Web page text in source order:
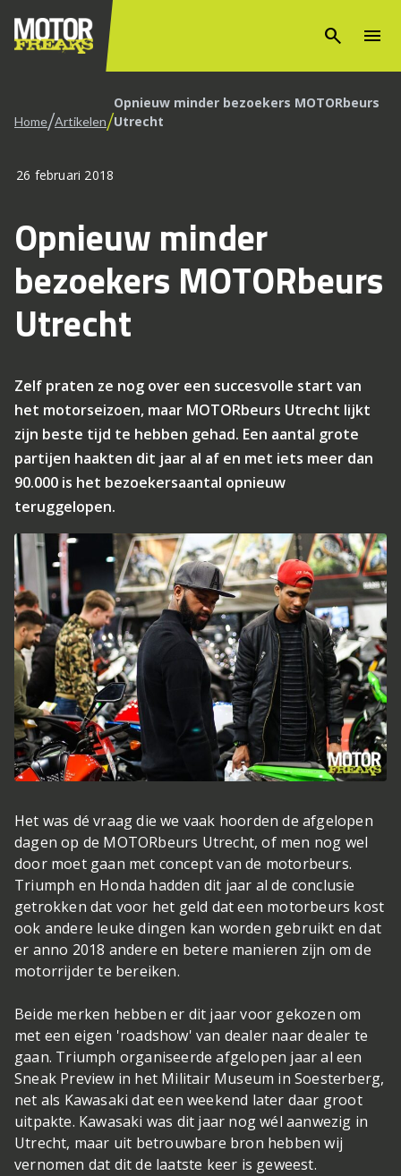
search menu
Home/Artikelen/Opnieuw minder bezoekers MOTORbeurs
Utrecht
26 februari 2018
Opnieuw minder
bezoekers MOTORbeurs
Utrecht
Zelf praten ze nog over een succesvolle start van
het motorseizoen, maar MOTORbeurs Utrecht lijkt
zijn beste tijd te hebben gehad. Een aantal grote
partijen haakten dit jaar al af en met iets meer dan
90.000 is het bezoekersaantal opnieuw
teruggelopen.
Het was dé vraag die we vaak hoorden de afgelopen
dagen op de MOTORbeurs Utrecht, of men nog wel
door moet gaan met concept van de motorbeurs.
Triumph en Honda hadden dit jaar al de conclusie
getrokken dat voor het geld dat een motorbeurs kost
ook andere leuke dingen kan worden gebruikt en dat
er anno 2018 andere en betere manieren zijn om de
motorrijder te bereiken.
Beide merken hebben er dit jaar voor gekozen om
met een eigen 'roadshow' van dealer naar dealer te
gaan. Triumph organiseerde afgelopen jaar al een
Sneak Preview in het Militair Museum in Soesterberg,
net als Kawasaki dat een weekend later daar groot
uitpakte. Kawasaki was dit jaar nog wél aanwezig in
Utrecht, maar uit betrouwbare bron hebben wij
vernomen dat dit de laatste keer is geweest.